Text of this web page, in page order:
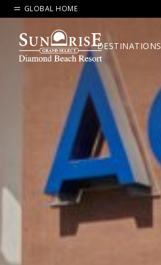
GLOBAL HOME
DESTINATIONS